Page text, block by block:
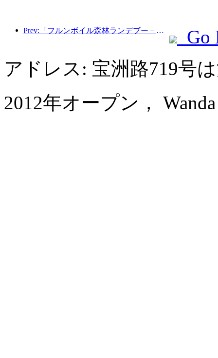
Prev:「フルンボイル森林ランデブー－大興安嶺エクスプレス－星光列車－天一旅」観光列車が初運行を行った。
Go
アドレス: 宝洲路719号
2012年オープン，